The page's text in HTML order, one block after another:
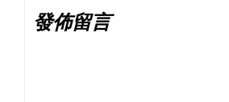
發佈留言